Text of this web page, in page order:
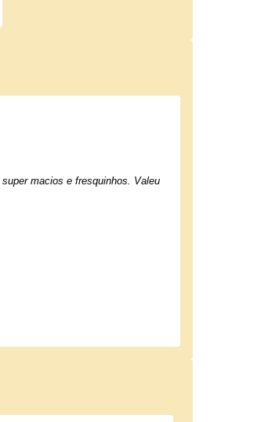
macios e fresquinhos. Valeu